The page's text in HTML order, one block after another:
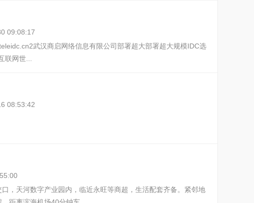
09:08:17
2武汉商启网络信息有限公司部署超大部署超大规模IDC选
联网世...
08:53:42
，天河数字产业园内，临近永旺等商超，生活配套齐备。紧邻地